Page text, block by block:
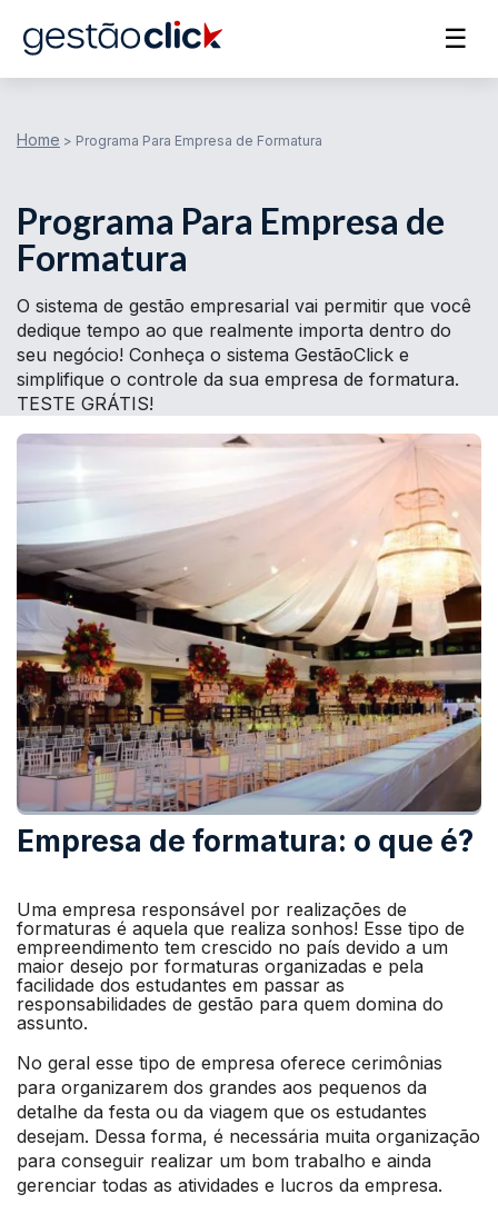
☰
Home > Programa Para Empresa de Formatura
Programa Para Empresa de
Formatura
O sistema de gestão empresarial vai permitir que você
dedique tempo ao que realmente importa dentro do
seu negócio! Conheça o sistema GestãoClick e
simplifique o controle da sua empresa de formatura.
TESTE GRÁTIS!
Empresa de formatura: o que é?
Uma empresa responsável por realizações de
formaturas é aquela que realiza sonhos! Esse tipo de
empreendimento tem crescido no país devido a um
maior desejo por formaturas organizadas e pela
facilidade dos estudantes em passar as
responsabilidades de gestão para quem domina do
assunto.
No geral esse tipo de empresa oferece cerimônias
para organizarem dos grandes aos pequenos da
detalhe da festa ou da viagem que os estudantes
desejam. Dessa forma, é necessária muita organização
para conseguir realizar um bom trabalho e ainda
gerenciar todas as atividades e lucros da empresa.